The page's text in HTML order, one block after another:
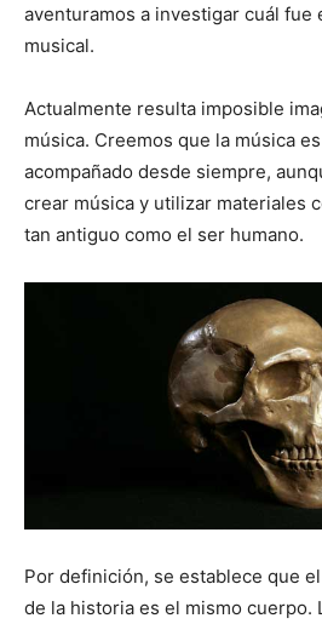
aventuramos a investigar cuál
musical.
Actualmente resulta imposible
música. Creemos que la música
acompañado desde siempre,
crear música y utilizar materiales
tan antiguo como el ser humano.
Por definición, se establece que el
de la historia es el mismo cuerpo.